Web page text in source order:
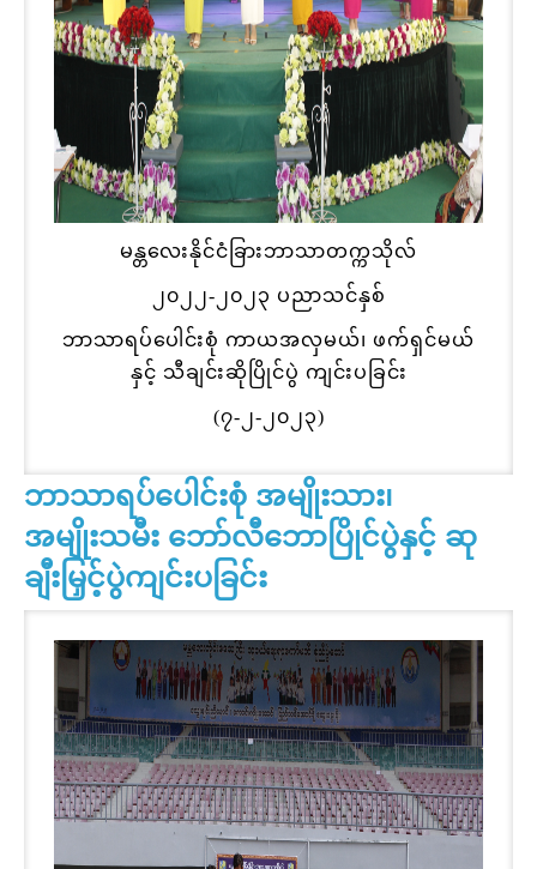
မန္တလေးနိုင်ငံခြားဘာသာတက္ကသိုလ်
၂၀၂၂-၂၀၂၃ ပညာသင်နှစ်
ဘာသာရပ်ပေါင်းစုံ ကာယအလှမယ်၊ ဖက်ရှင်မယ်
နှင့် သီချင်းဆိုပြိုင်ပွဲ ကျင်းပခြင်း
(၇-၂-၂၀၂၃)
ဘာသာရပ်ပေါင်းစုံ အမျိုးသား၊
အမျိုးသမီး ဘော်လီဘောပြိုင်ပွဲနှင့် ဆု
ချီးမြှင့်ပွဲကျင်းပခြင်း